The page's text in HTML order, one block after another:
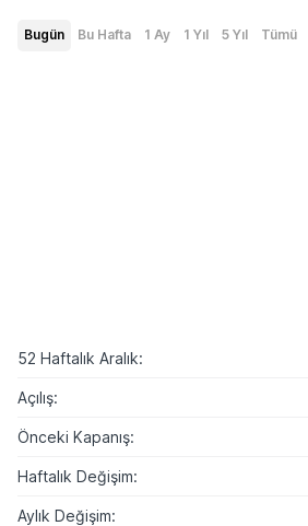
Bugün Bu Hafta 1 Ay 1 Yıl 5 Yıl Tümü
52 Haftalık Aralık:
Açılış:
Önceki Kapanış:
Haftalık Değişim:
Aylık Değişim: